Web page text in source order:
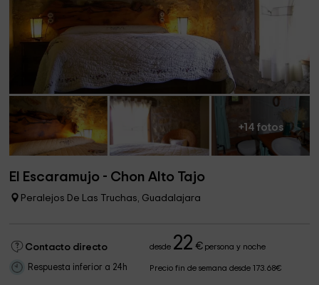
+14 fotos
El Escaramujo - Chon Alto Tajo
Peralejos De Las Truchas, Guadalajara
Contacto directo desde 22 €persona y noche
Respuesta inferior a 24h Precio fin de semana desde 173.68€